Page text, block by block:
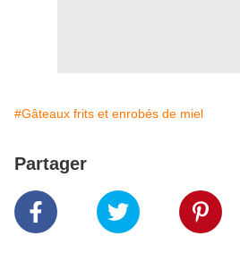
#Gâteaux frits et enrobés de miel
Partager